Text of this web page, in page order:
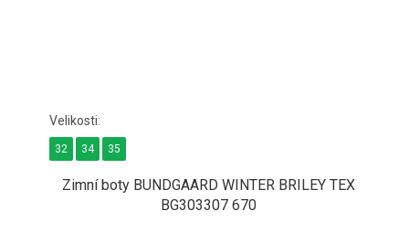
Zimní boty BUNDGAARD WINTER BRILEY TEX
BG303307 670
32 34 35